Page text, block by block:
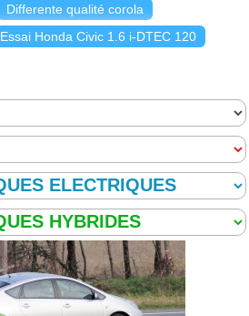
Differente qualité corola
Essai Honda Civic 1.6 i-DTEC 120